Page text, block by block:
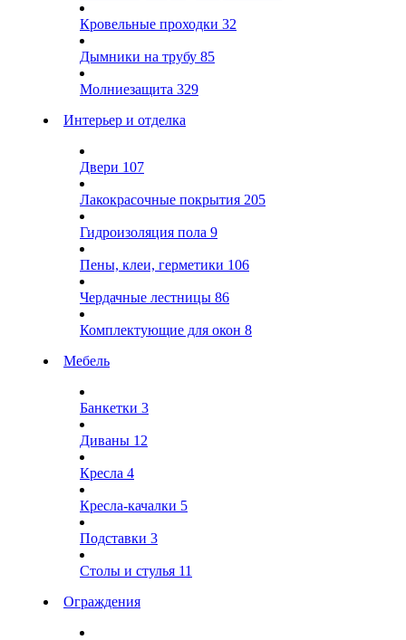
Кровельные проходки 32
Дымники на трубу 85
Молниезащита 329
Интерьер и отделка
Двери 107
Лакокрасочные покрытия 205
Гидроизоляция пола 9
Пены, клеи, герметики 106
Чердачные лестницы 86
Комплектующие для окон 8
Мебель
Банкетки 3
Диваны 12
Кресла 4
Кресла-качалки 5
Подставки 3
Столы и стулья 11
Ограждения